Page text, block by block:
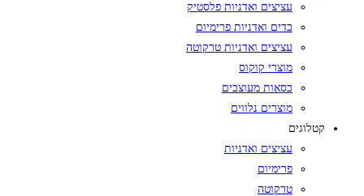
עציצים ואדניות פלסטיק
כדים ואדניות פרימיום
עציצים ואדניות טרקוטה
מוצרי קוקוס
כסאות מעוצבים
מוצרים נלווים
קטלוגים
עציצים ואדניות
פרימיום
טרקוטה